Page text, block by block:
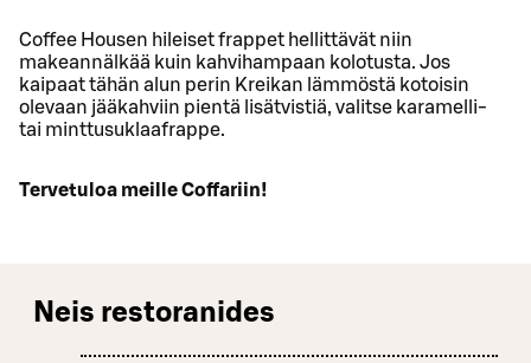
Coffee Housen hileiset frappet hellittävät niin
makeannälkää kuin kahvihampaan kolotusta. Jos
kaipaat tähän alun perin Kreikan lämmöstä kotoisin
olevaan jääkahviin pientä lisätvistiä, valitse karamelli-
tai minttusuklaafrappe.
Tervetuloa meille Coffariin!
Neis restoranides